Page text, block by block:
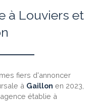
à Louviers et
fiers d'annoncer
à Gaillon en 2023,
établie à